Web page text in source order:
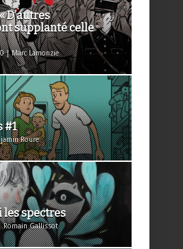
D’autres
supplanté celle
| Marc Lamonzie
#1
Roure
les spectres
Romain Gallissot